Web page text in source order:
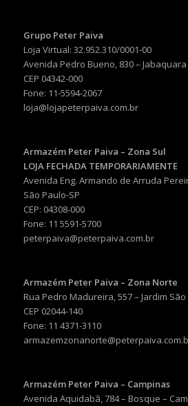
Grupo Peter Paiva
Loja Virtual: 32.952.310/0001-00
Avenida Pedro Bueno, 830 – Jabaquara
CEP 04342-000
Fone: 11-5594-2067
loja@lojapeterpaiva.com.br
Armazém Peter Paiva – Zona Sul
LOJA FECHADA TEMPORARIAMENTE
Avenida Eng. Armando de Arruda
São Paulo-SP
CEP: 04308-000
Fone: 11 5591-5700
peterpaiva@peterpaiva.com.br
Armazém Peter Paiva – Zona Norte
Rua Pedro Madureira, 557 – Jardim
CEP 02044-140
Fone: 11 4371-3110
Armazém Peter Paiva – Campinas
Avenida Aquidabã, 784 – Bosque –